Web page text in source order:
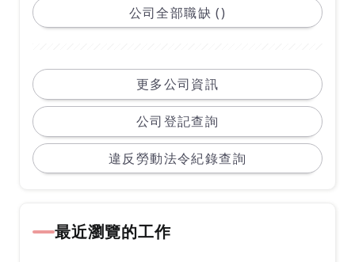
公司全部職缺 ()
更多公司資訊
公司登記查詢
違反勞動法令紀錄查詢
最近瀏覽的工作